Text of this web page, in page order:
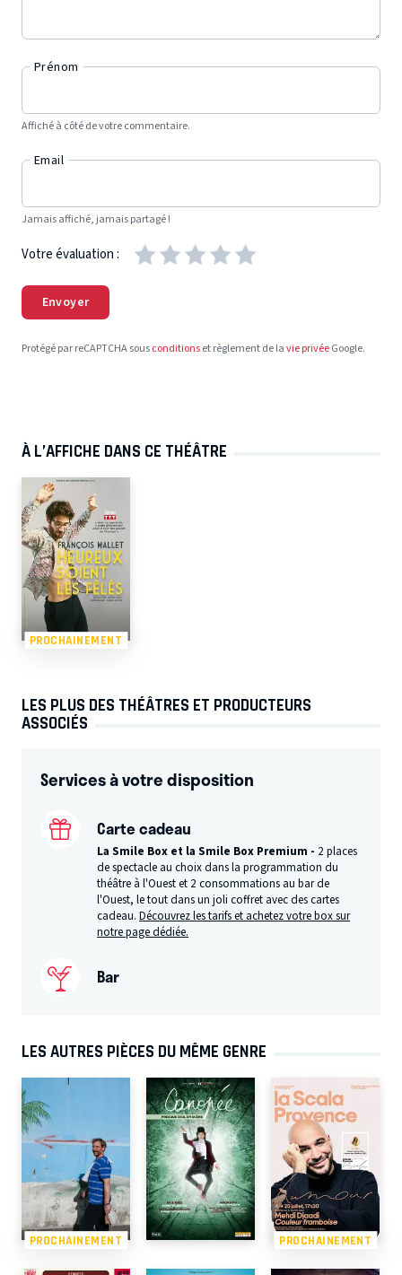
Prénom
Affiché à côté de votre commentaire.
Email
Jamais affiché, jamais partagé !
Votre évaluation :
Envoyer
Protégé par reCAPTCHA sousconditionset règlement de lavie privéeGoogle.
À L’AFFICHE DANS CE THÉÂTRE
PROCHAINEMENT
LES PLUS DES THÉÂTRES ET PRODUCTEURS
ASSOCIÉS
Services à votre disposition
Carte cadeau
La Smile Box et la Smile Box Premium - 2 places
de spectacle au choix dans la programmation du
théâtre à l'Ouest et 2 consommations au bar de
l'Ouest, le tout dans un joli coffret avec des cartes
cadeau.Découvrez les tarifs et achetez votre box sur
notre page dédiée.
Bar
LES AUTRES PIÈCES DU MÊME GENRE
PROCHAINEMENT PROCHAINEMENT